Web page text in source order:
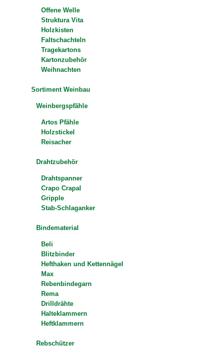
Offene Welle
Struktura Vita
Holzkisten
Faltschachteln
Tragekartons
Kartonzubehör
Weihnachten
Sortiment Weinbau
Weinbergspfähle
Artos Pfähle
Holzstickel
Reisacher
Drahtzubehör
Drahtspanner
Crapo Crapal
Gripple
Stab-Schlaganker
Bindematerial
Beli
Blitzbinder
Hefthaken und Kettennägel
Max
Rebenbindegarn
Rema
Drilldrähte
Halteklammern
Heftklammern
Rebschützer